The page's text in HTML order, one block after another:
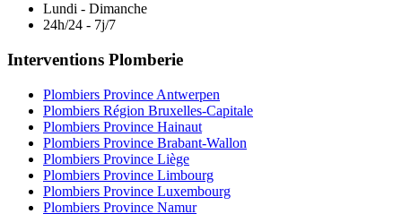
Lundi - Dimanche
24h/24 - 7j/7
Interventions Plomberie
Plombiers Province Antwerpen
Plombiers Région Bruxelles-Capitale
Plombiers Province Hainaut
Plombiers Province Brabant-Wallon
Plombiers Province Liège
Plombiers Province Limbourg
Plombiers Province Luxembourg
Plombiers Province Namur